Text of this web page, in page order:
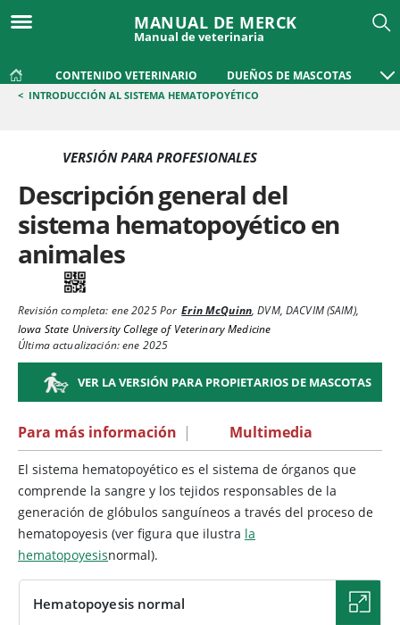
MANUAL DE MERCK
Manual de veterinaria
CONTENIDO VETERINARIO DUEÑOS DE MASCOTAS
< INTRODUCCIÓN AL SISTEMA HEMATOPOYÉTICO
VERSIÓN PARA PROFESIONALES
Descripción general del
sistema hematopoyético en
animales
Revisión completa: ene 2025Por Erin McQuinn,DVM, DACVIM (SAIM),
Iowa State University College of Veterinary Medicine
Última actualización: ene 2025
VER LA VERSIÓN PARA PROPIETARIOS DE MASCOTAS
Para más información | Multimedia
El sistema hematopoyético es el sistema de órganos que
comprende la sangre y los tejidos responsables de la
generación de glóbulos sanguíneos a través del proceso de
hematopoyesis (ver figura que ilustra la
hematopoyesisnormal).
Hematopoyesis normal